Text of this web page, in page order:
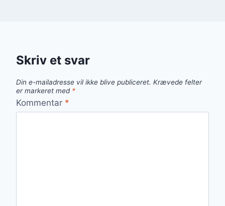
Skriv et svar
Din e-mailadresse vil ikke blive publiceret. Krævede felter
er markeret med *
Kommentar *